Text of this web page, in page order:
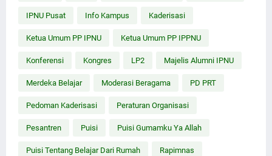
IPNU Pusat Info Kampus Kaderisasi
Ketua Umum PP IPNU Ketua Umum PP IPPNU
Konferensi Kongres LP2 Majelis Alumni IPNU
Merdeka Belajar Moderasi Beragama PD PRT
Pedoman Kaderisasi Peraturan Organisasi
Pesantren Puisi Puisi Gumamku Ya Allah
Puisi Tentang Belajar Dari Rumah Rapimnas